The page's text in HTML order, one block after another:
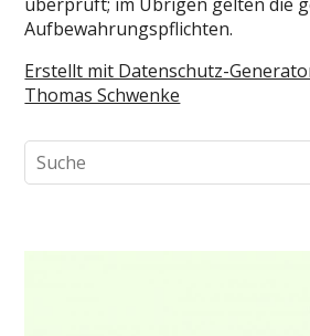
Aufbewahrungspflichten.
Erstellt mit Datenschutz-
Thomas Schwenke